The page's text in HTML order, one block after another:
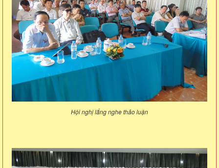
Hội nghị lắng nghe thảo luận